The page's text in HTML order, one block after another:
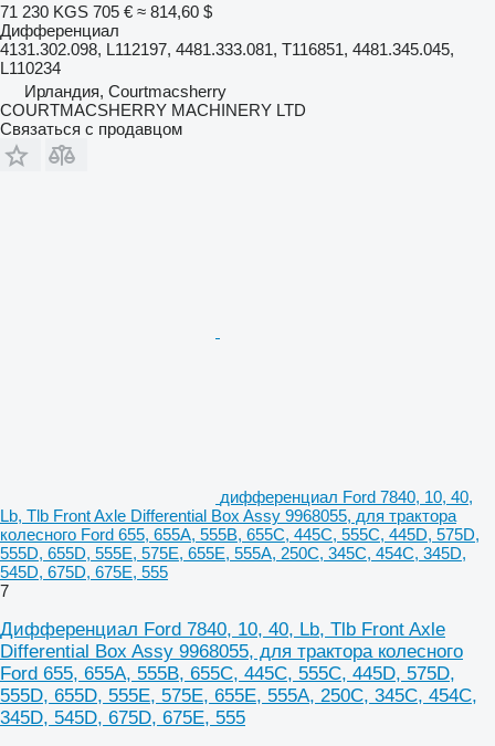
71 230 KGS 705 € ≈ 814,60 $
Дифференциал
4131.302.098, L112197, 4481.333.081, T116851, 4481.345.045,
L110234
Ирландия, Courtmacsherry
COURTMACSHERRY MACHINERY LTD
Связаться с продавцом
дифференциал Ford 7840, 10, 40,
Lb, Tlb Front Axle Differential Box Assy 9968055, для трактора
колесного Ford 655, 655A, 555B, 655C, 445C, 555C, 445D, 575D,
555D, 655D, 555E, 575E, 655E, 555A, 250C, 345C, 454C, 345D,
545D, 675D, 675E, 555
7
Дифференциал Ford 7840, 10, 40, Lb, Tlb Front Axle
Differential Box Assy 9968055, для трактора колесного
Ford 655, 655A, 555B, 655C, 445C, 555C, 445D, 575D,
555D, 655D, 555E, 575E, 655E, 555A, 250C, 345C, 454C,
345D, 545D, 675D, 675E, 555